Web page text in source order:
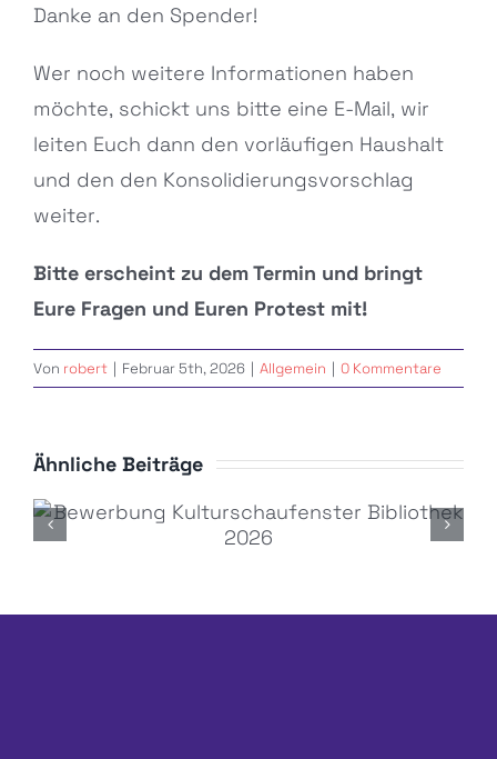
Danke an den Spender!
Wer noch weitere Informationen haben
möchte, schickt uns bitte eine E-Mail, wir
leiten Euch dann den vorläufigen Haushalt
und den den Konsolidierungsvorschlag
weiter.
Bitte erscheint zu dem Termin und bringt
Eure Fragen und Euren Protest mit!
Von robert | Februar 5th, 2026 | Allgemein | 0 Kommentare
Ähnliche Beiträge
Bewerbung Kulturschaufenster